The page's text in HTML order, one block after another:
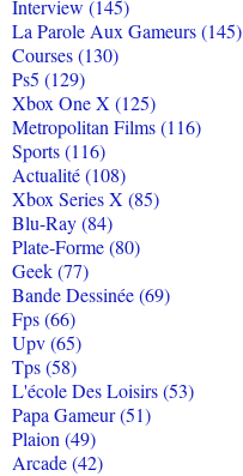
Interview (145)
La Parole Aux Gameurs (145)
Courses (130)
Ps5 (129)
Xbox One X (125)
Metropolitan Films (116)
Sports (116)
Actualité (108)
Xbox Series X (85)
Blu-Ray (84)
Plate-Forme (80)
Geek (77)
Bande Dessinée (69)
Fps (66)
Upv (65)
Tps (58)
L'école Des Loisirs (53)
Papa Gameur (51)
Plaion (49)
Arcade (42)